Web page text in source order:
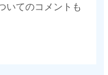
いてのコメントも